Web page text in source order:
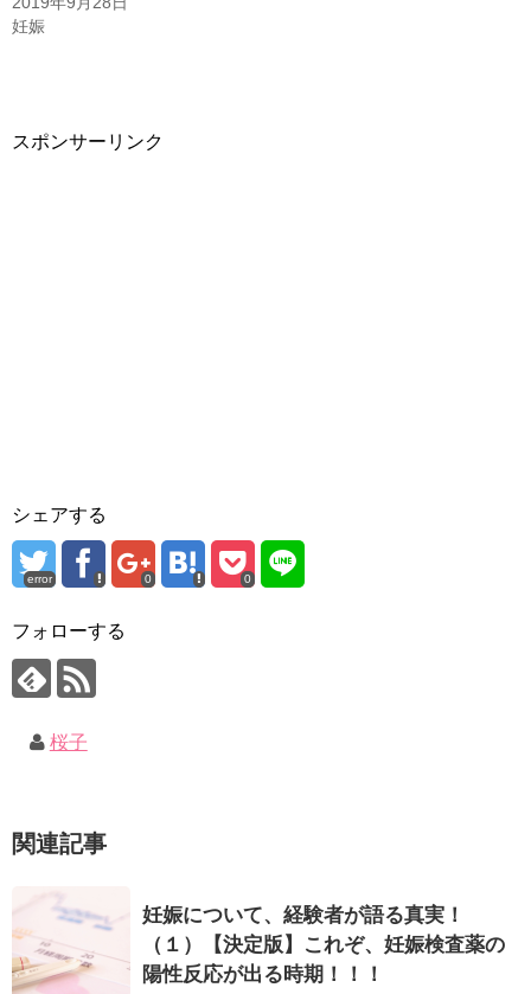
ま い
ま
す
妊娠
スポンサーリンク
シェアする
error 0 0
フォローする
桜子
関連記事
妊娠について、経験者が語る真実！
（１）【決定版】これぞ、妊娠検査薬の
陽性反応が出る時期！！！